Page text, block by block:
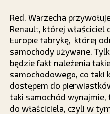
Red. Warzecha
Renault, której właściciel
Europie fabrykę, której
samochody używane.
będzie fakt należenia
samochodowego, co taki
dostępem do
taki samochód wynajmie,
do właściciela, czyli w